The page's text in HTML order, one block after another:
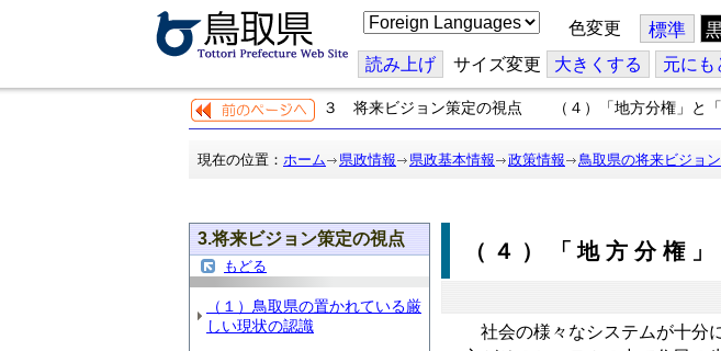
こ
の
ジ
を
翻
訳
る
色変更 標準
読み上げ サイズ変更 大きくする 元にも
３ 将来ビジョン策定の視点 （４）「地方分権」と「
現在の位置： ホーム 県政情報 県政基本情報 政策情報 鳥取県の将来ビジョン
3.将来ビジョン策定の視点
もどる
（１）鳥取県の置かれている厳
しい現状の認識
（４）「地方分権
社会の様々なシステムが十分